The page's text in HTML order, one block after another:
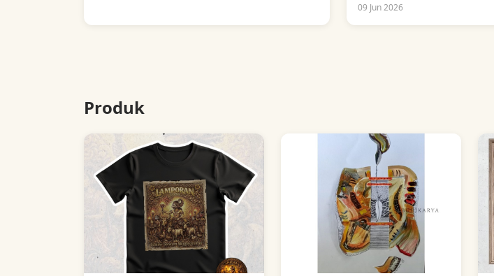
09 Jun 2026
Produk